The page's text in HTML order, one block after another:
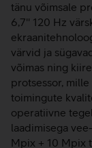
tänu võimsale
6,7'' 120 Hz
värvid ja
võimas ning
protsessor,
toimingute
operatiivne
laadimisega
Mpix + 10 Mpix